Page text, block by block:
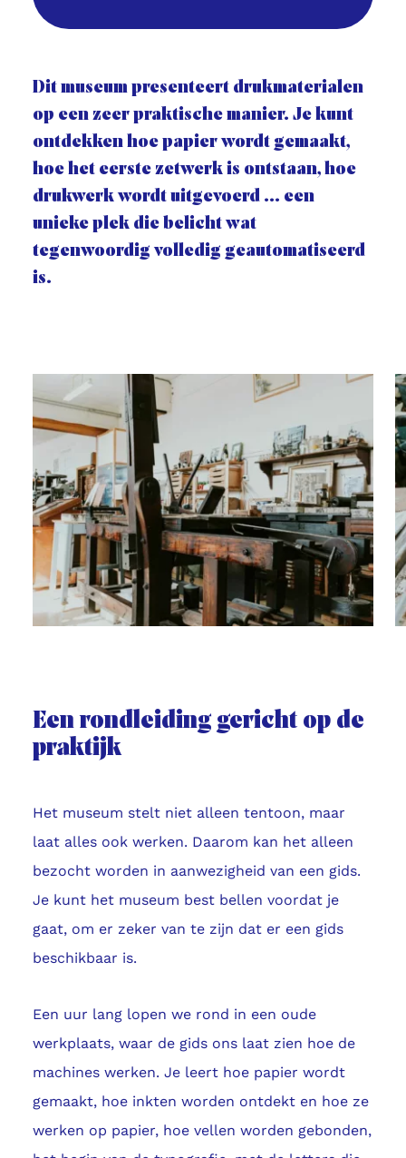
Dit museum presenteert drukmaterialen
op een zeer praktische manier. Je kunt
ontdekken hoe papier wordt gemaakt,
hoe het eerste zetwerk is ontstaan, hoe
drukwerk wordt uitgevoerd ... een
unieke plek die belicht wat
tegenwoordig volledig geautomatiseerd
is.
Een rondleiding gericht op de
praktijk
Het museum stelt niet alleen tentoon, maar
laat alles ook werken. Daarom kan het alleen
bezocht worden in aanwezigheid van een gids.
Je kunt het museum best bellen voordat je
gaat, om er zeker van te zijn dat er een gids
beschikbaar is.
Een uur lang lopen we rond in een oude
werkplaats, waar de gids ons laat zien hoe de
machines werken. Je leert hoe papier wordt
gemaakt, hoe inkten worden ontdekt en hoe ze
werken op papier, hoe vellen worden gebonden,